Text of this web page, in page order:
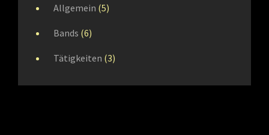
Allgemein (5)
Bands (6)
Tätigkeiten (3)